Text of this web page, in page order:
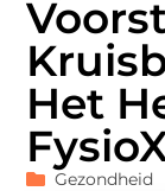
Het
Gezondheid